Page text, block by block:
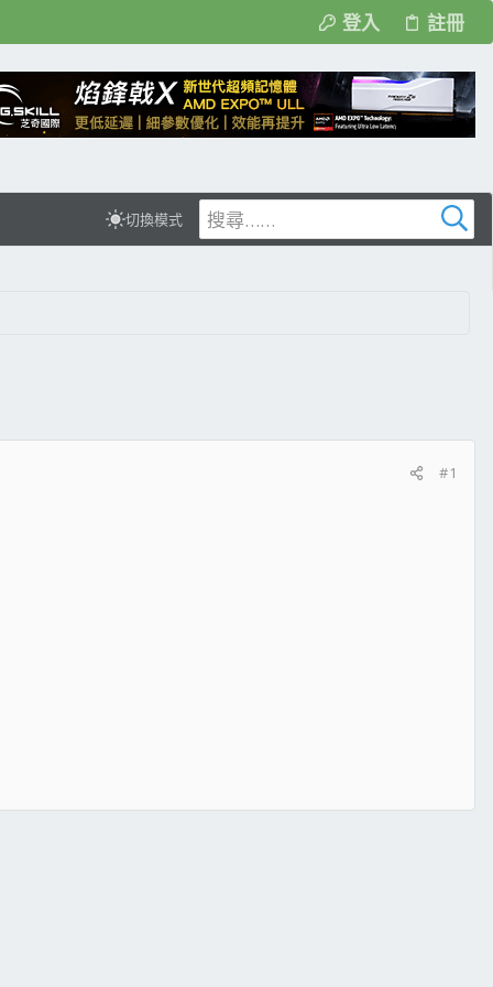
登入 註冊
切換模式
#1